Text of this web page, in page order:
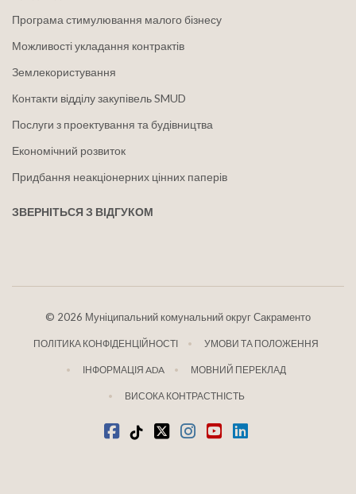
Програма стимулювання малого бізнесу
Можливості укладання контрактів
Землекористування
Контакти відділу закупівель SMUD
Послуги з проектування та будівництва
Економічний розвиток
Придбання неакціонерних цінних паперів
ЗВЕРНІТЬСЯ З ВІДГУКОМ
© 2026 Муніципальний комунальний округ Сакраменто
ПОЛІТИКА КОНФІДЕНЦІЙНОСТІ УМОВИ ТА ПОЛОЖЕННЯ
ІНФОРМАЦІЯ ADA МОВНИЙ ПЕРЕКЛАД
ВИСОКА КОНТРАСТНІСТЬ
Facebook
TiktokтвіттерInstagram
youtubeLinkedIn